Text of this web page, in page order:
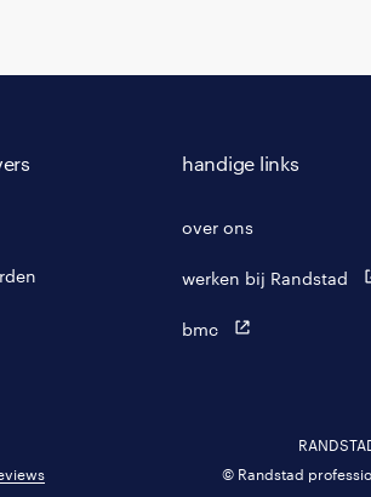
handige links
over ons
werken bij Randstad
bmc
© Randstad